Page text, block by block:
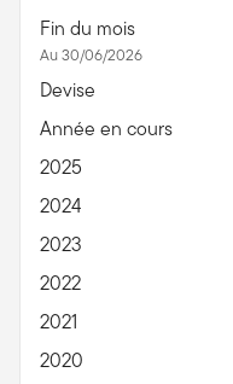
Fin du mois
Au 30/06/2026
Devise
Année en cours
2025
2024
2023
2022
2021
2020